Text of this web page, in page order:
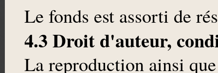
Le fonds est assorti de
4.3 Droit d'auteur,
La reproduction ainsi